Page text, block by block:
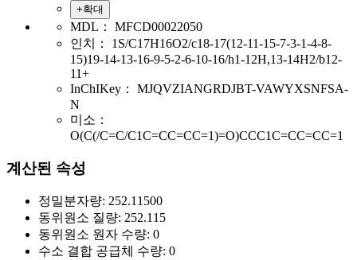
+확대
MDL：
MFCD00022050
인치：
1S/C17H16O2/c18-17(12-11-15-7-3-1-4-8-
15)19-14-13-16-9-5-2-6-10-16/h1-12H,13-14H2/b12-
11+
InChIKey：
MJQVZIANGRDJBT-VAWYXSNFSA-
N
미소：
O(C(/C=C/C1C=CC=CC=1)=O)CCC1C=CC=CC=1
계산된 속성
정밀분자량: 252.11500
동위원소 질량: 252.115
동위원소 원자 수량: 0
수소 결합 공급체 수량: 0